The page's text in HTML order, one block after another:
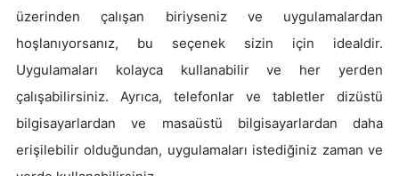
üzerinden çalışan biriyseniz ve uygulamalardan
hoşlanıyorsanız, bu seçenek sizin için idealdir.
Uygulamaları kolayca kullanabilir ve her yerden
çalışabilirsiniz. Ayrıca, telefonlar ve tabletler dizüstü
bilgisayarlardan ve masaüstü bilgisayarlardan daha
erişilebilir olduğundan, uygulamaları istediğiniz zaman ve